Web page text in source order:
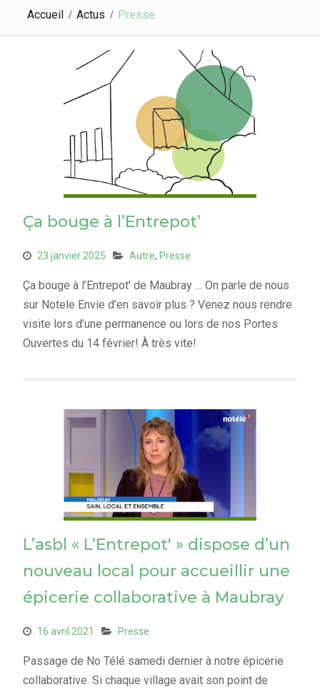
Accueil Actus Presse
Ça bouge à l’Entrepot’
23 janvier 2025 Autre, Presse
Ça bouge à l’Entrepot’ de Maubray … On parle de nous
sur Notele Envie d’en savoir plus ? Venez nous rendre
visite lors d’une permanence ou lors de nos Portes
Ouvertes du 14 février! À très vite!
L’asbl « L’Entrepot' » dispose d’un
nouveau local pour accueillir une
épicerie collaborative à Maubray
16 avril 2021 Presse
Passage de No Télé samedi dernier à notre épicerie
collaborative. Si chaque village avait son point de